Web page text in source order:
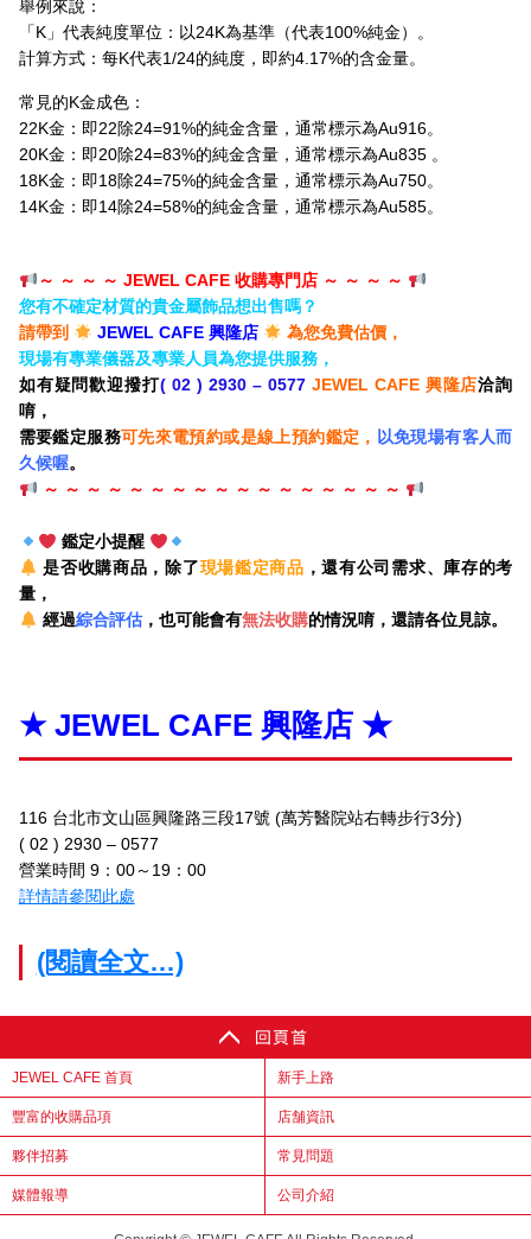
舉例來說：
「K」代表純度單位：以24K為基準（代表100%純金）。
計算方式：每K代表1/24的純度，即約4.17%的含金量。
常見的K金成色：
22K金：即22除24=91%的純金含量，通常標示為Au916。
20K金：即20除24=83%的純金含量，通常標示為Au835 。
18K金：即18除24=75%的純金含量，通常標示為Au750。
14K金：即14除24=58%的純金含量，通常標示為Au585。
～ ～ ～ ～ JEWEL CAFE 收購專門店 ～ ～ ～ ～
您有不確定材質的貴金屬飾品想出售嗎？
請帶到
JEWEL CAFE 興隆店
為您免費估價，
現場有專業儀器及專業人員為您提供服務，
如有疑問歡迎撥打( 02 ) 2930 – 0577 JEWEL CAFE 興隆店洽詢
唷，
需要鑑定服務可先來電預約或是線上預約鑑定， 以免現場有客人而
久候喔。
～ ～ ～ ～ ～ ～ ～ ～ ～ ～ ～ ～ ～ ～ ～ ～ ～
鑑定小提醒
是否收購商品，除了現場鑑定商品 ，還有公司需求、庫存的考
量，
經過綜合評估，也可能會有無法收購的情況唷，還請各位見諒。
★ JEWEL CAFE 興隆店 ★
116 台北市文山區興隆路三段17號 (萬芳醫院站右轉步行3分)
( 02 ) 2930 – 0577
營業時間 9：00～19：00
詳情請參閱此處
(閱讀全文…)
JEWEL CAFE 首頁 新手上路
豐富的收購品項 店舗資訊
夥伴招募 常見問題
媒體報導 公司介紹